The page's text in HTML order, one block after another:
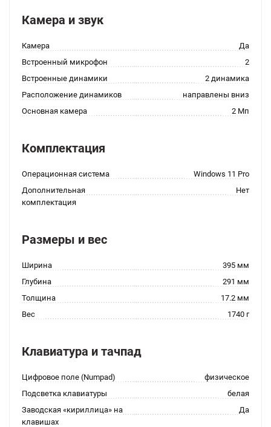
Камера и звук
Камера
Да
Встроенный микрофон
2
Встроенные динамики
2 динамика
Расположение динамиков
направлены вниз
Основная камера
2 Мп
Комплектация
Операционная система
Windows 11 Pro
Дополнительная
комплектация
Нет
Размеры и вес
Ширина
395 мм
Глубина
291 мм
Толщина
17.2 мм
Вес
1740 г
Клавиатура и тачпад
Цифровое поле (Numpad)
физическое
Подсветка клавиатуры
белая
Заводская «кириллица» на
клавишах
Да